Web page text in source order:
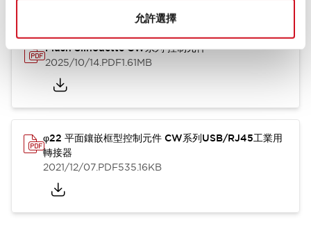
允許選擇
Flush Silhouette CW系列 控制元件
2025/10/14.PDF1.61MB
φ22 平面鑲嵌框型控制元件 CW系列USB/RJ45工業用
轉接器
2021/12/07.PDF535.16KB